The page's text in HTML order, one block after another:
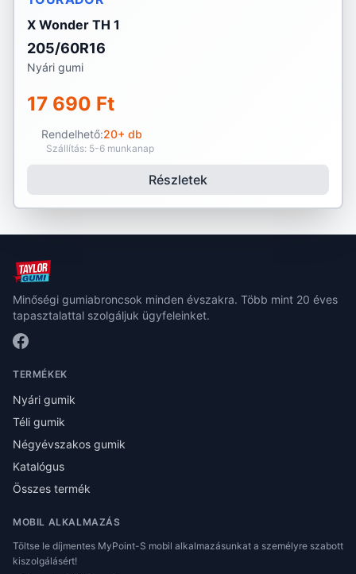
X Wonder TH 1
205/60R16
Nyári gumi
17 690 Ft
Rendelhető:20+ db
Szállítás: 5-6 munkanap
Részletek
Minőségi gumiabroncsok minden évszakra. Több mint 20 éves
tapasztalattal szolgáljuk ügyfeleinket.
TERMÉKEK
Nyári gumik
Téli gumik
Négyévszakos gumik
Katalógus
Összes termék
MOBIL ALKALMAZÁS
Töltse le díjmentes MyPoint-S mobil alkalmazásunkat a személyre szabott
kiszolgálásért!